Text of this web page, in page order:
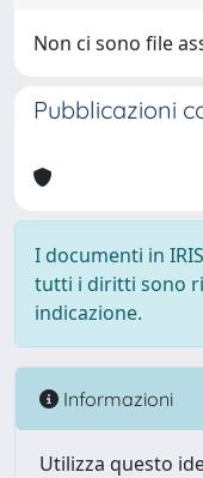
Non ci sono file
Pubblicazioni
I documenti in
tutti i diritti sono
indicazione.
Informazioni
Utilizza questo